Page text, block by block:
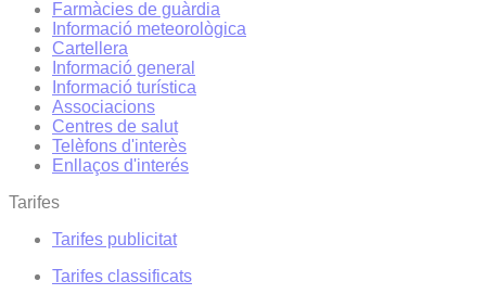
Farmàcies de guàrdia
Informació meteorològica
Cartellera
Informació general
Informació turística
Associacions
Centres de salut
Telèfons d'interès
Enllaços d'interés
Tarifes
Tarifes publicitat
Tarifes classificats